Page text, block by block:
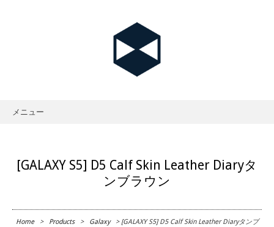
メニュー
[GALAXY S5] D5 Calf Skin Leather Diaryタ
ンブラウン
Home > Products > Galaxy
> [GALAXY S5] D5 Calf Skin Leather Diaryタンブ